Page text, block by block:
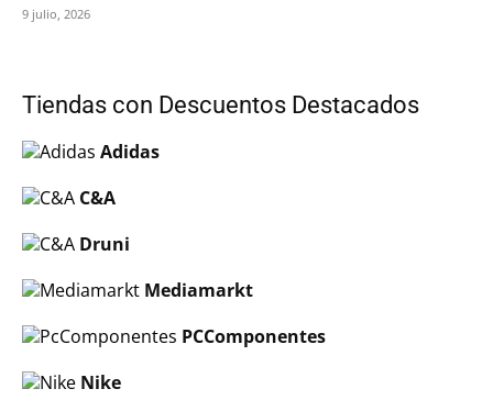
9 julio, 2026
Tiendas con Descuentos Destacados
Adidas
C&A
Druni
Mediamarkt
PCComponentes
Nike